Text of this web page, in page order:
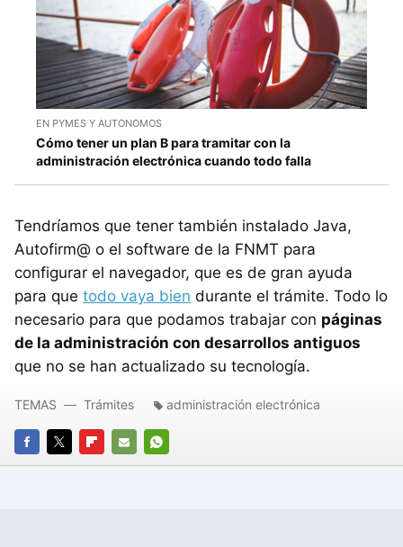
EN PYMES Y AUTONOMOS
Cómo tener un plan B para tramitar con la
administración electrónica cuando todo falla
Tendríamos que tener también instalado Java,
Autofirm@ o el software de la FNMT para
configurar el navegador, que es de gran ayuda
para que todo vaya bien durante el trámite. Todo lo
necesario para que podamos trabajar con páginas
de la administración con desarrollos antiguos
que no se han actualizado su tecnología.
FACEBOOK
TWITTERFLIPBOARD
E-
WHATSAPP
TEMAS Trámites administración electrónica